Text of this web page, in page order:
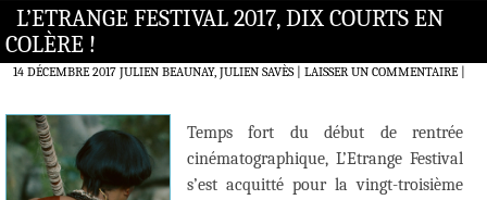
L’ETRANGE FESTIVAL 2017, DIX COURTS EN
COLÈRE !
14 DÉCEMBRE 2017 JULIEN BEAUNAY, JULIEN SAVÈS LAISSER UN COMMENTAIRE|
Temps fort du début de rentrée
cinématographique, L’Etrange Festival
s’est acquitté pour la vingt-troisième